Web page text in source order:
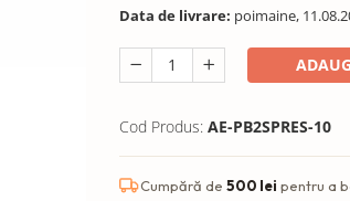
Data de livrare: poimaine,
Cod Produs: AE-PB2SPRES-10
Cumpără de 500 lei pentru a